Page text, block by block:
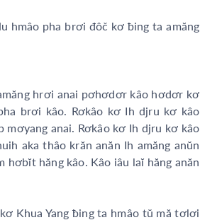
hmâo pha brơi đôč kơ ƀing ta amăng
hrơi anai pơhơdơr kâo hơdơr kơ
brơi kâo. Rơkâo kơ Ih djru kơ kâo
anai. Rơkâo kơ Ih djru kơ kâo
aka thâo krăn anăn Ih amăng anŭn
hơbĭt hăng kâo. Kâo iâu laĭ hăng anăn
Khua Yang ƀing ta hmâo tŭ mă tơlơi